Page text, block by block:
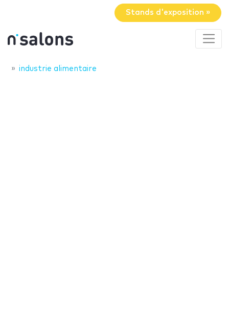
Stands d'exposition »
industrie alimentaire